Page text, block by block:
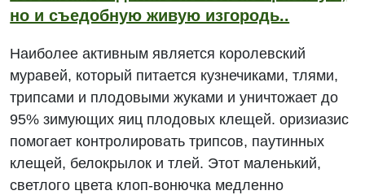
но и съедобную живую изгородь..
Наиболее активным является королевский
муравей, который питается кузнечиками, тлями,
трипсами и плодовыми жуками и уничтожает до
95% зимующих яиц плодовых клещей. оризиазис
помогает контролировать трипсов, паутинных
клещей, белокрылок и тлей. Этот маленький,
светлого цвета клоп-вонючка медленно